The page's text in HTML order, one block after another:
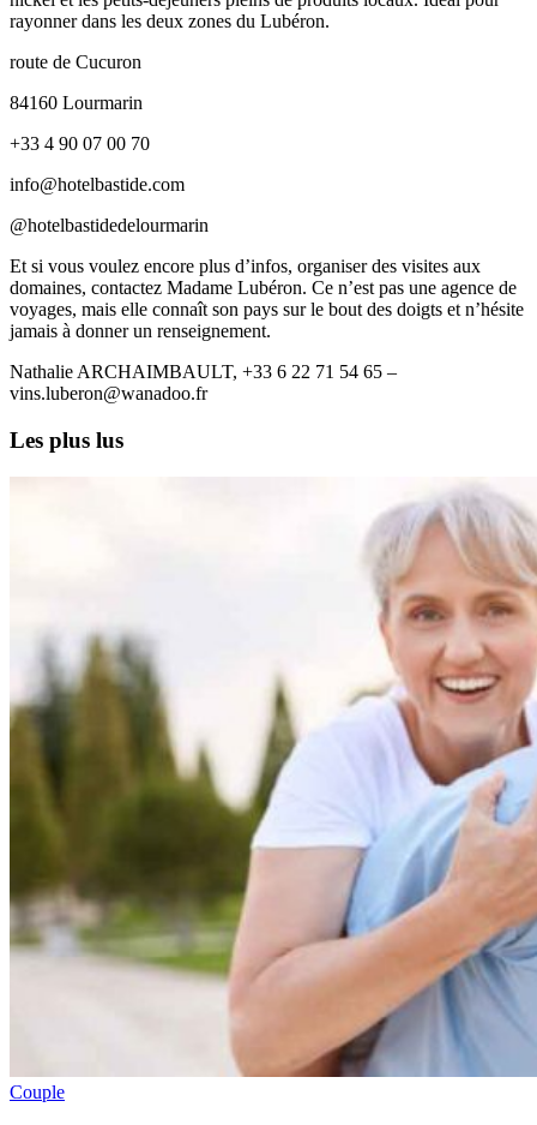
rayonner dans les deux zones du Lubéron.
route de Cucuron
84160 Lourmarin
+33 4 90 07 00 70
info@hotelbastide.com
@hotelbastidedelourmarin
Et si vous voulez encore plus d’infos, organiser des visites aux
domaines, contactez Madame Lubéron. Ce n’est pas une agence de
voyages, mais elle connaît son pays sur le bout des doigts et n’hésite
jamais à donner un renseignement.
Nathalie ARCHAIMBAULT, +33 6 22 71 54 65 –
vins.luberon@wanadoo.fr
Les plus lus
Couple